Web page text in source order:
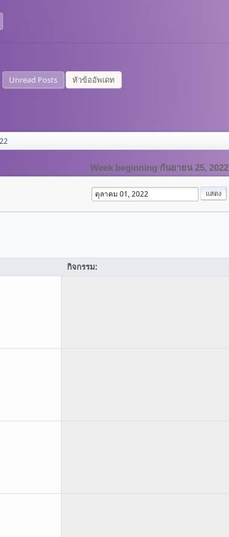
Unread Posts หัวข้ออัพเดท
Week beginning กันยายน 25, 2022
กิจกรรม: